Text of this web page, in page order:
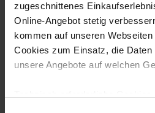
zugeschnittenes
Online-Angebot stetig
kommen auf unseren
Cookies zum Einsatz, die
unsere Angebote auf welchen
5
Sieht toll aus!